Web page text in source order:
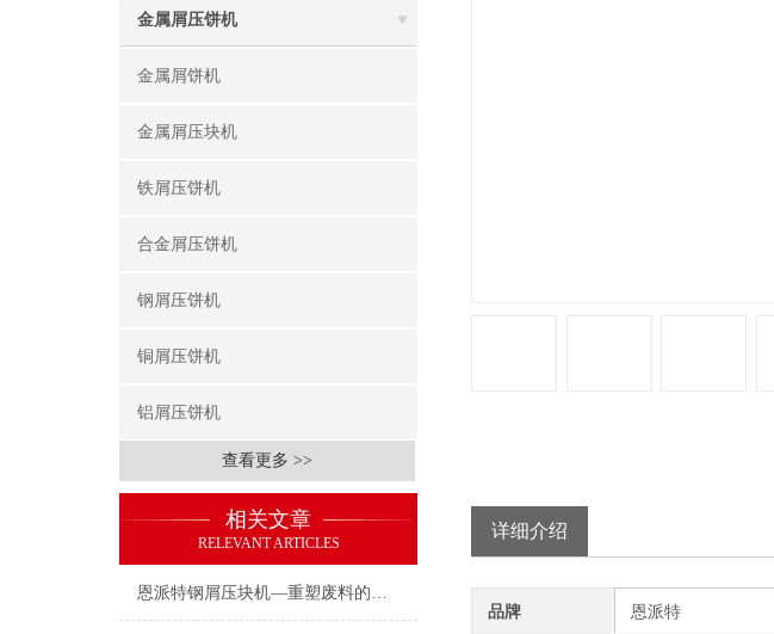
金属屑压饼机
金属屑饼机
金属屑压块机
铁屑压饼机
合金屑压饼机
钢屑压饼机
铜屑压饼机
铝屑压饼机
查看更多 >>
相关文章
RELEVANT ARTICLES
恩派特钢屑压块机—重塑废料的再生价值
详细介绍
品牌 恩派特